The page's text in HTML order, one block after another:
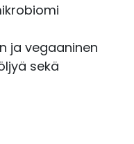
ja vegaaninen
sekä